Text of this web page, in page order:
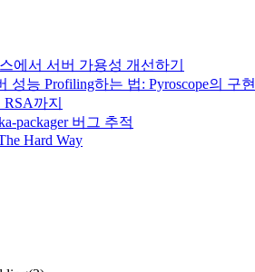
에서 서버 가용성 개선하기
성능 Profiling하는 법: Pyroscope의 구
까지
packager 버그 추적
Hard Way